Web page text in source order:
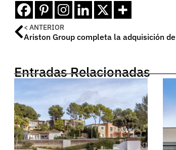
< ANTERIOR
Entradas Relacionadas